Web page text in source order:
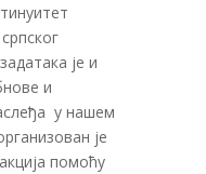
је и
и
у нашем
је
помоћу